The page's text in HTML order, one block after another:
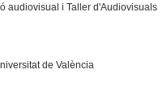
audiovisual i Taller d'Audiovisuals
de València